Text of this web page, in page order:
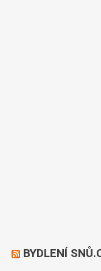
BYDLENÍ